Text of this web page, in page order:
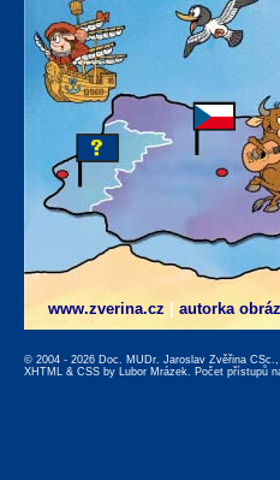
www.zverina.cz autorka
© 2004 - 2026 Doc. MUDr. Jaroslav Zvěřina
XHTML & CSS by Lubor Mrázek. Počet přístupů